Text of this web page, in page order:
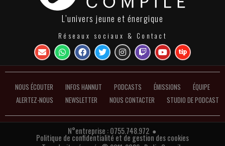
L’univers jeune et énergique
Réseaux sociaux & Contact
NOUS ÉCOUTER INFOS HANNUT PODCASTS ÉMISSIONS
ÉQUIPE
ALERTEZ-NOUS
NEWSLETTER NOUS CONTACTER STUDIO DE PODCAST
N°entreprise : 0755.748.972 ●
Politique de confidentialité et de gestion des cookies